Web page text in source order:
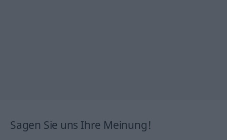
Sagen Sie uns Ihre Meinung!